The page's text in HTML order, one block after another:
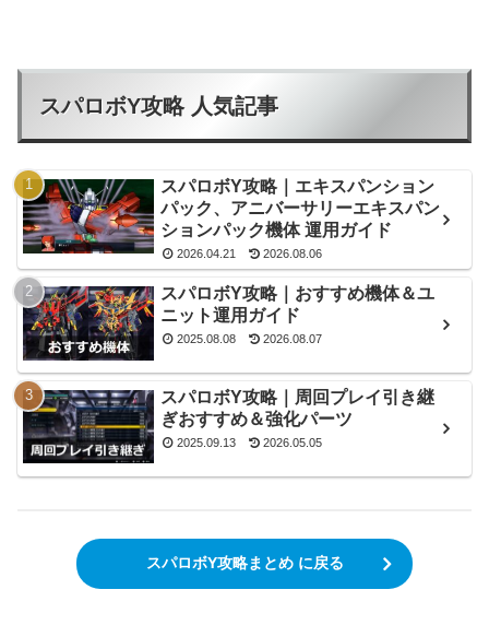
スパロボY攻略 人気記事
スパロボY攻略｜エキスパンション
パック、アニバーサリーエキスパン
ションパック機体 運用ガイド
2026.04.21 2026.08.06
スパロボY攻略｜おすすめ機体＆ユ
ニット運用ガイド
2025.08.08 2026.08.07
スパロボY攻略｜周回プレイ引き継
ぎおすすめ＆強化パーツ
2025.09.13 2026.05.05
スパロボY攻略まとめ に戻る